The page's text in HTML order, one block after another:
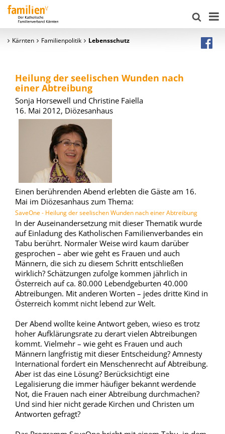
Kärnten Familienpolitik Lebensschutz
Heilung der seelischen Wunden nach
einer Abtreibung
Sonja Horsewell und Christine Faiella
16. Mai 2012, Diözesanhaus
Einen berührenden Abend erlebten die Gäste am 16.
Mai im Diözesanhaus zum Thema:
SaveOne - Heilung der seelischen Wunden nach einer Abtreibung
In der Auseinandersetzung mit dieser Thematik wurde
auf Einladung des Katholischen Familienverbandes ein
Tabu berührt. Normaler Weise wird kaum darüber
gesprochen – aber wie geht es Frauen und auch
Männern, die sich zu diesem Schritt entschließen
wirklich? Schätzungen zufolge kommen jährlich in
Österreich auf ca. 80.000 Lebendgeburten 40.000
Abtreibungen. Mit anderen Worten – jedes dritte Kind in
Österreich kommt nicht lebend zur Welt.
Der Abend wollte keine Antwort geben, wieso es trotz
hoher Aufklärungsrate zu derart vielen Abtreibungen
kommt. Vielmehr – wie geht es Frauen und auch
Männern langfristig mit dieser Entscheidung? Amnesty
International fordert ein Menschenrecht auf Abtreibung.
Aber ist das eine Lösung? Berücksichtigt eine
Legalisierung die immer häufiger bekannt werdende
Not, die Frauen nach einer Abtreibung durchmachen?
Und sind hier nicht gerade Kirchen und Christen um
Antworten gefragt?